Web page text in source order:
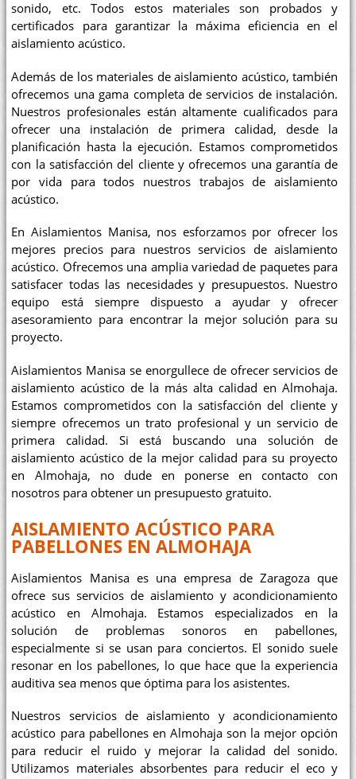
sonido, etc. Todos estos materiales son probados y
certificados para garantizar la máxima eficiencia en el
aislamiento acústico.
Además de los materiales de aislamiento acústico, también
ofrecemos una gama completa de servicios de instalación.
Nuestros profesionales están altamente cualificados para
ofrecer una instalación de primera calidad, desde la
planificación hasta la ejecución. Estamos comprometidos
con la satisfacción del cliente y ofrecemos una garantía de
por vida para todos nuestros trabajos de aislamiento
acústico.
En Aislamientos Manisa, nos esforzamos por ofrecer los
mejores precios para nuestros servicios de aislamiento
acústico. Ofrecemos una amplia variedad de paquetes para
satisfacer todas las necesidades y presupuestos. Nuestro
equipo está siempre dispuesto a ayudar y ofrecer
asesoramiento para encontrar la mejor solución para su
proyecto.
Aislamientos Manisa se enorgullece de ofrecer servicios de
aislamiento acústico de la más alta calidad en Almohaja.
Estamos comprometidos con la satisfacción del cliente y
siempre ofrecemos un trato profesional y un servicio de
primera calidad. Si está buscando una solución de
aislamiento acústico de la mejor calidad para su proyecto
en Almohaja, no dude en ponerse en contacto con
nosotros para obtener un presupuesto gratuito.
AISLAMIENTO ACÚSTICO PARA
PABELLONES EN ALMOHAJA
Aislamientos Manisa es una empresa de Zaragoza que
ofrece sus servicios de aislamiento y acondicionamiento
acústico en Almohaja. Estamos especializados en la
solución de problemas sonoros en pabellones,
especialmente si se usan para conciertos. El sonido suele
resonar en los pabellones, lo que hace que la experiencia
auditiva sea menos que óptima para los asistentes.
Nuestros servicios de aislamiento y acondicionamiento
acústico para pabellones en Almohaja son la mejor opción
para reducir el ruido y mejorar la calidad del sonido.
Utilizamos materiales absorbentes para reducir el eco y